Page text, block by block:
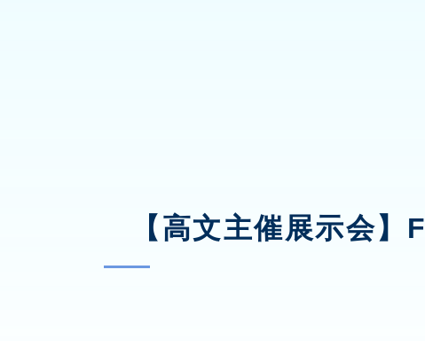
【高文主催展示会